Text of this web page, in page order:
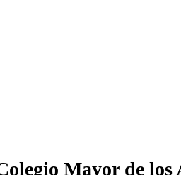
Mayor de los